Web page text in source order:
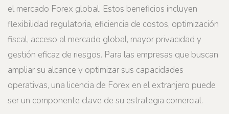
el mercado Forex global. Estos beneficios incluyen
flexibilidad regulatoria, eficiencia de costos, optimización
fiscal, acceso al mercado global, mayor privacidad y
gestión eficaz de riesgos. Para las empresas que buscan
ampliar su alcance y optimizar sus capacidades
operativas, una licencia de Forex en el extranjero puede
ser un componente clave de su estrategia comercial.